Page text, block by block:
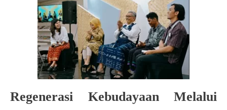
Regenerasi Kebudayaan Melalui